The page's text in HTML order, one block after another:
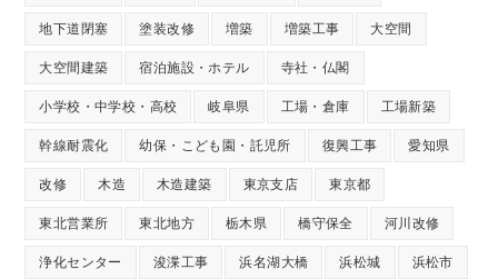
地下道閉塞 塗装改修 増築 増築工事 大空間
大空間建築 宿泊施設・ホテル 寺社・仏閣
小学校・中学校・高校 岐阜県 工場・倉庫 工場新築
幹線耐震化 幼保・こども園・託児所 復興工事 愛知県
改修 木造 木造建築 東京支店 東京都
東北営業所 東北地方 栃木県 橋守保全 河川改修
浄化センター 浚渫工事 浜名湖大橋 浜松城 浜松市